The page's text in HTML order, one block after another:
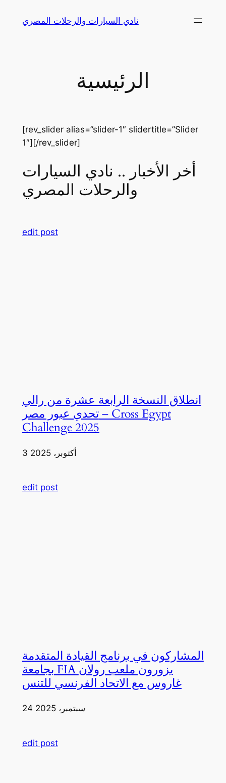
نادي السيارات والرحلات المصري
الرئيسية
[rev_slider alias=”slider-1″ slidertitle=”Slider
1″][/rev_slider]
أخر الأخبار .. نادي السيارات
والرحلات المصري
edit post
انطلاق النسخة الرابعة عشرة من رالي
تحدي عبور مصر – Cross Egypt
Challenge 2025
3 أكتوبر، 2025
edit post
المشاركون في برنامج القيادة المتقدمة
بجامعة FIA يزورون ملعب رولان
غاروس مع الاتحاد الفرنسي للتنس
24 سبتمبر، 2025
edit post